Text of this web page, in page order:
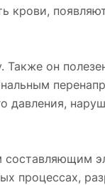
крови,
он
давления,
составляющим
процессах,